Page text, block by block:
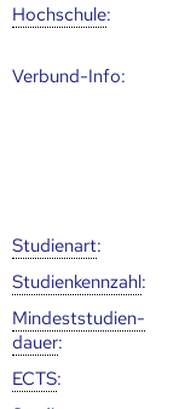
Hoch­schule:
Verbund-Info:
Studienart:
Studien­kenn­zahl:
Mindest­studien­
dauer:
ECTS: